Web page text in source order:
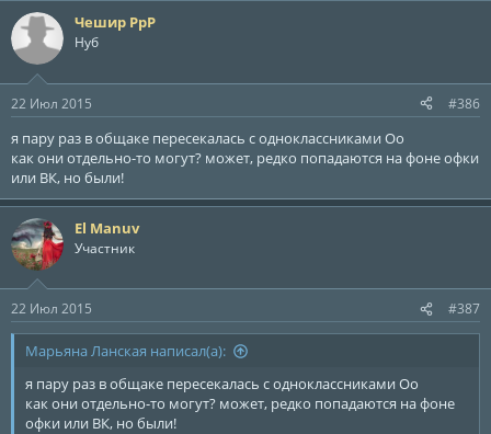
Чешир РрР
Нуб
22 Июл 2015 #386
я пару раз в общаке пересекалась с одноклассниками Оо
как они отдельно-то могут? может, редко попадаются на фоне офки
или ВК, но были!
El Manuv
Участник
22 Июл 2015 #387
Марьяна Ланская написал(а):
я пару раз в общаке пересекалась с одноклассниками Оо
как они отдельно-то могут? может, редко попадаются на фоне
офки или ВК, но были!